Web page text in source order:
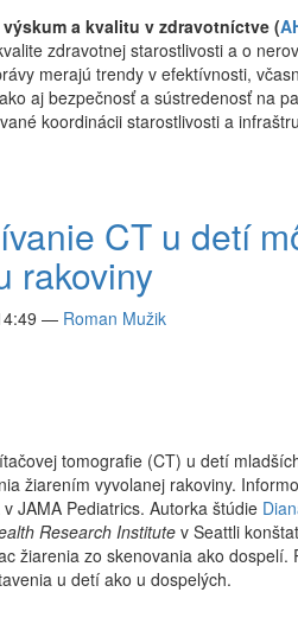
a kvalitu v zdravotníctve (
zdravotnej starostlivosti a o
merajú trendy v efektívnosti,
aj bezpečnosť a sústredenosť na
koordinácii starostlivosti a
CT u detí
rakoviny
— Roman Mužik
tomografie (CT) u detí
žiarením vyvolanej rakoviny.
JAMA Pediatrics. Autorka štúdie
Research Institutev Seattli
žiarenia zo skenovania ako dospelí.
u detí ako u dospelých.